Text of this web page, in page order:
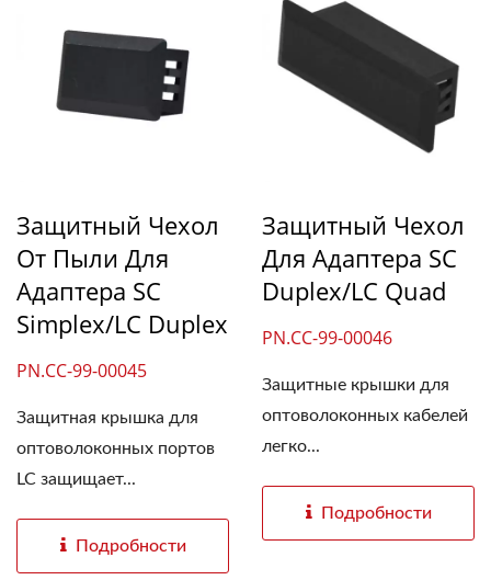
Защитный Чехол
От Пыли Для
Адаптера SC
Simplex/LC Duplex
PN.CC-99-00045
Защитная крышка для
оптоволоконных портов
LC защищает...
Подробности
Защитный Чехол
Для Адаптера SC
Duplex/LC Quad
PN.CC-99-00046
Защитные крышки для
оптоволоконных кабелей
легко...
Подробности